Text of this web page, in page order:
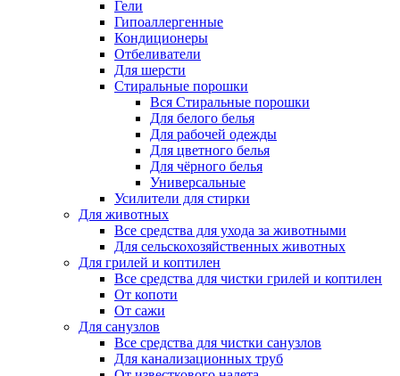
Гели
Гипоаллергенные
Кондиционеры
Отбеливатели
Для шерсти
Стиральные порошки
Вся Стиральные порошки
Для белого белья
Для рабочей одежды
Для цветного белья
Для чёрного белья
Универсальные
Усилители для стирки
Для животных
Все средства для ухода за животными
Для сельскохозяйственных животных
Для грилей и коптилен
Все средства для чистки грилей и коптилен
От копоти
От сажи
Для санузлов
Все средства для чистки санузлов
Для канализационных труб